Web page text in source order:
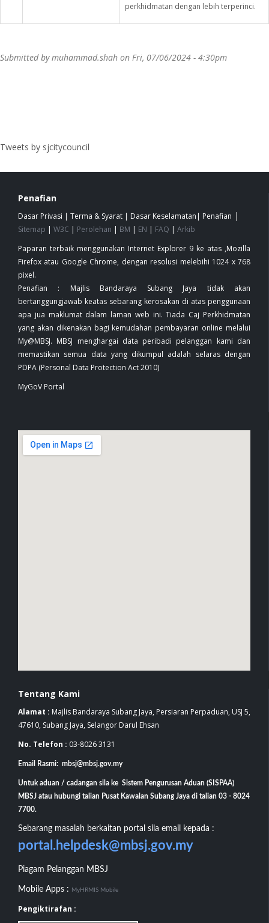
perkhidmatan dengan lebih terperinci.
Submitted bymuhammad.shah on Fri, 07/06/2024 - 4:30pm
Tweets by sjcitycouncil
Penafian
Dasar Privasi | Terma & Syarat | Dasar Keselamatan | Penafian |
Sitemap | W3C | Perolehan | BM | EN | FAQ | Arkib
Paparan terbaik menggunakan Internet Explorer 9 ke atas ,Mozilla
Firefox atau Google Chrome, dengan resolusi melebihi 1024 x 768
pixel.
Penafian : Majlis Bandaraya Subang Jaya tidak akan
bertanggungjawab keatas sebarang kerosakan di atas penggunaan
apa jua maklumat dalam laman web ini. Tiada Caj Perkhidmatan
yang akan dikenakan bagi kemudahan pembayaran online melalui
My@MBSJ. MBSJ menghargai data peribadi pelanggan kami dan
memastikan semua data yang dikumpul adalah selaras dengan
PDPA (Personal Data Protection Act 2010)
MyGoV Portal
Tentang Kami
Alamat : Majlis Bandaraya Subang Jaya, Persiaran Perpaduan, USJ 5,
47610, Subang Jaya, Selangor Darul Ehsan
No. Telefon : 03-8026 3131
Email Rasmi: mbsj@mbsj.gov.my
Untuk aduan / cadangan sila ke Sistem Pengurusan Aduan (SISPAA)
MBSJ atau hubungi talian Pusat Kawalan Subang Jaya di talian 03 - 8024
7700.
Sebarang masalah berkaitan portal sila email kepada :
portal.helpdesk@mbsj.gov.my
Piagam Pelanggan MBSJ
Mobile Apps : MyHRMIS Mobile
Pengiktirafan :